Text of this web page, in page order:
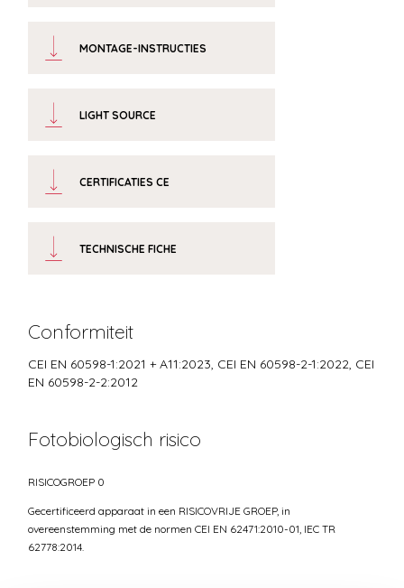
MONTAGE-INSTRUCTIES
LIGHT SOURCE
CERTIFICATIES CE
TECHNISCHE FICHE
Conformiteit
CEI EN 60598-1:2021 + A11:2023, CEI EN 60598-2-1:2022, CEI
EN 60598-2-2:2012
Fotobiologisch risico
RISICOGROEP 0
Gecertificeerd apparaat in een RISICOVRIJE GROEP, in
overeenstemming met de normen CEI EN 62471:2010-01, IEC TR
62778:2014.